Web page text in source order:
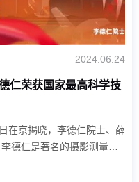
2024.06.24
仁荣获国家最高科学技
在京揭晓，李德仁院士、薛
感对地观测水平。他攻克卫